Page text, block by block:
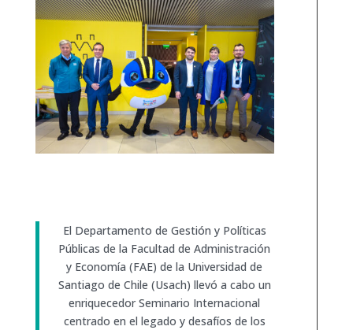
El Departamento de Gestión y Políticas
Públicas de la Facultad de Administración
y Economía (FAE) de la Universidad de
Santiago de Chile (Usach) llevó a cabo un
enriquecedor Seminario Internacional
centrado en el legado y desafíos de los